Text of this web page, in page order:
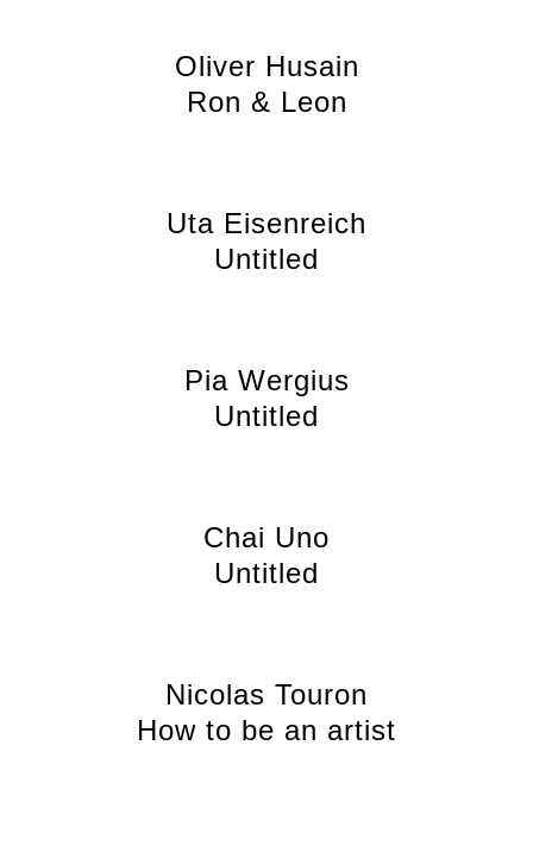
Oliver Husain
Ron & Leon
Uta Eisenreich
Untitled
Pia Wergius
Untitled
Chai Uno
Untitled
Nicolas Touron
How to be an artist